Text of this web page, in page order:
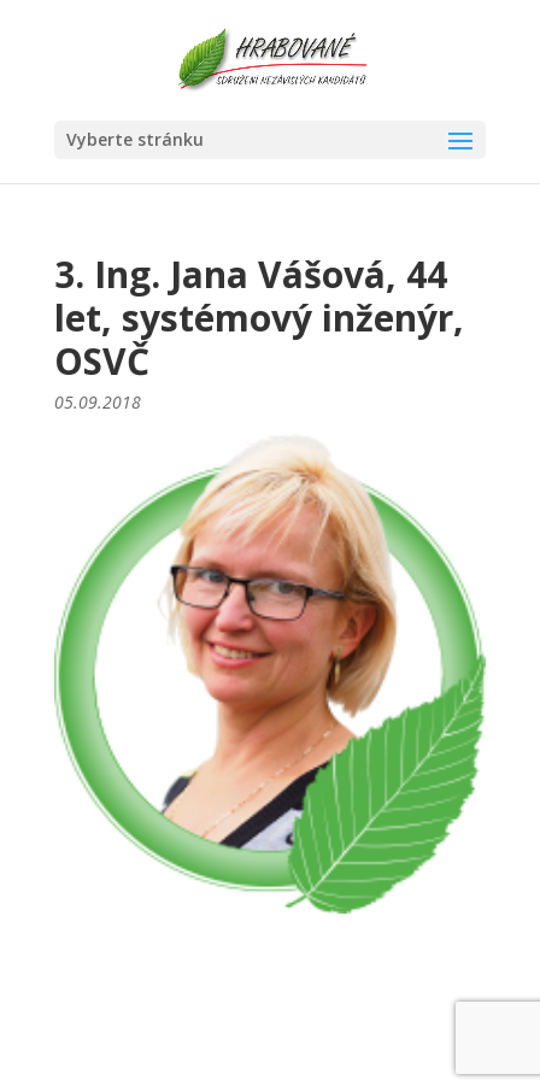
Vyberte stránku
3. Ing. Jana Vášová, 44
let, systémový inženýr,
OSVČ
05.09.2018